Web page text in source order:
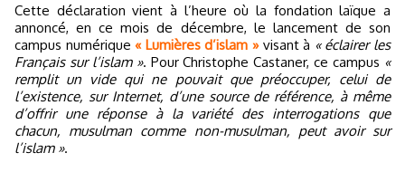
Cette déclaration vient à l’heure où la fondation laïque a
annoncé, en ce mois de décembre, le lancement de son
campus numérique« Lumières d’islam »visant à « éclairer les
Français sur l’islam ». Pour Christophe Castaner, ce campus «
remplit un vide qui ne pouvait que préoccuper, celui de
l’existence, sur Internet, d’une source de référence, à même
d’offrir une réponse à la variété des interrogations que
chacun, musulman comme non-musulman, peut avoir sur
l’islam ».